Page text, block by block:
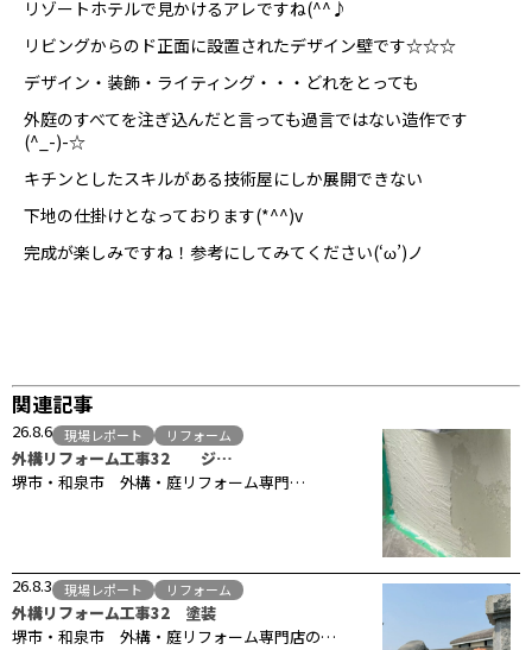
リゾートホテルで見かけるアレですね(^^♪
リビングからのド正面に設置されたデザイン壁です☆☆☆
デザイン・装飾・ライティング・・・どれをとっても
外庭のすべてを注ぎ込んだと言っても過言ではない造作です
(^_-)-☆
キチンとしたスキルがある技術屋にしか展開できない
下地の仕掛けとなっております(*^^)v
完成が楽しみですね！参考にしてみてください(‘ω’)ノ
関連記事
26.8.6 現場レポート リフォーム
外構リフォーム工事32 ジ…
堺市・和泉市 外構・庭リフォーム専門…
26.8.3 現場レポート リフォーム
外構リフォーム工事32 塗装
堺市・和泉市 外構・庭リフォーム専門店の…